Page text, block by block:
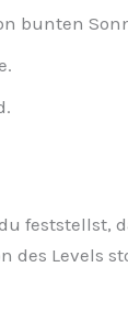
bunten
feststellst,
Levels